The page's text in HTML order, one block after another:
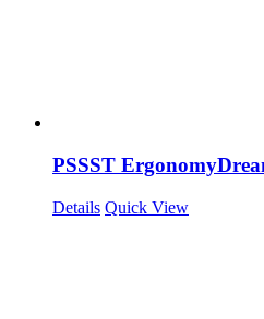
PSSST
Details Quick View